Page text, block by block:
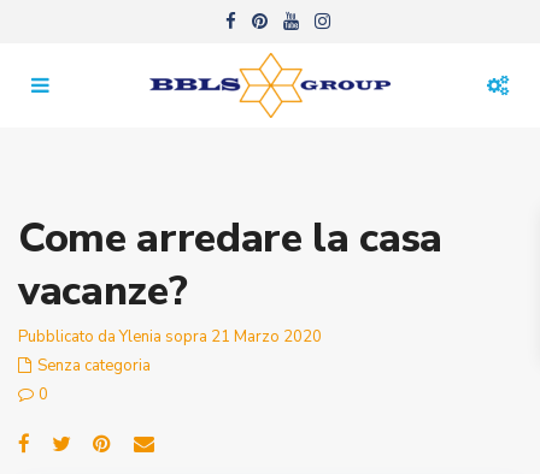
Come arredare la casa
vacanze?
Pubblicato da Ylenia sopra 21 Marzo 2020
Senza categoria
0